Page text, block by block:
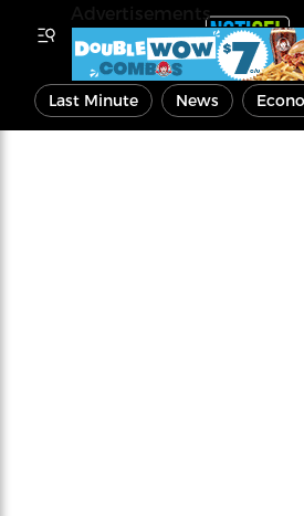
Last Minute News
Advertisements